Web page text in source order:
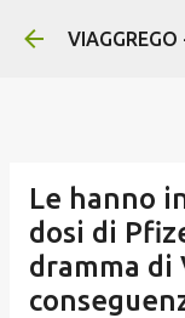
VIAGGREGO
Le hanno
dosi di
dramma di